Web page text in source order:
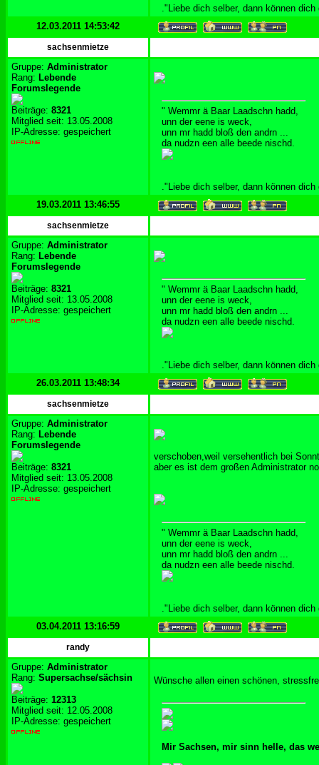
."Liebe dich selber, dann können dich
12.03.2011 14:53:42
sachsenmietze
Gruppe: Administrator
Rang: Lebende
Forumslegende
Beiträge: 8321
Mitglied seit: 13.05.2008
IP-Adresse: gespeichert
" Wemmr ä Baar Laadschn hadd,
unn der eene is weck,
unn mr hadd bloß den andrn ...
da nudzn een alle beede nischd.
."Liebe dich selber, dann können dich
19.03.2011 13:46:55
sachsenmietze
Gruppe: Administrator
Rang: Lebende
Forumslegende
Beiträge: 8321
Mitglied seit: 13.05.2008
IP-Adresse: gespeichert
" Wemmr ä Baar Laadschn hadd,
unn der eene is weck,
unn mr hadd bloß den andrn ...
da nudzn een alle beede nischd.
."Liebe dich selber, dann können dich
26.03.2011 13:48:34
sachsenmietze
Gruppe: Administrator
Rang: Lebende
Forumslegende
Beiträge: 8321
Mitglied seit: 13.05.2008
IP-Adresse: gespeichert
verschoben,weil versehentlich bei
aber es ist dem großen Administrator
" Wemmr ä Baar Laadschn hadd,
unn der eene is weck,
unn mr hadd bloß den andrn ...
da nudzn een alle beede nischd.
."Liebe dich selber, dann können dich
03.04.2011 13:16:59
randy
Gruppe: Administrator
Rang: Supersachse/sächsin
Beiträge: 12313
Mitglied seit: 12.05.2008
IP-Adresse: gespeichert
Wünsche allen einen schönen,
Mir Sachsen, mir sinn helle, das